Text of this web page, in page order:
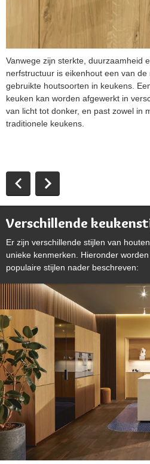
Vanwege zijn sterkte, duurzaamheid
nerfstructuur is eikenhout een van de
gebruikte houtsoorten in keukens.
keuken kan worden afgewerkt in
van licht tot donker, en past zowel in
traditionele keukens.
Verschillende
Er zijn verschillende stijlen van
unieke kenmerken. Hieronder
populaire stijlen nader beschreven: